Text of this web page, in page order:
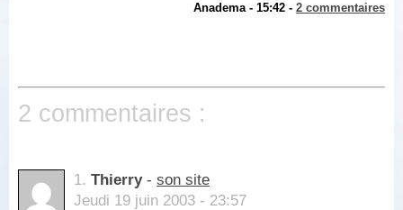
Anadema - 15:42 - 2 commentaires
2 commentaires :
1. Thierry- son site
Jeudi 19 juin 2003 - 23:57